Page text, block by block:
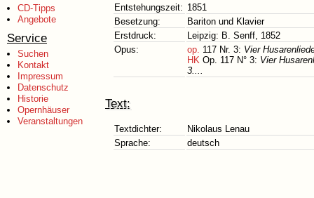
CD-Tipps
Angebote
Service
Suchen
Kontakt
Impressum
Datenschutz
Historie
Opernhäuser
Veranstaltungen
Entstehungszeit: 1851
Besetzung:
Bariton und Klavier
Erstdruck:
Leipzig: B. Senff, 1852
Opus:
op. 117 Nr. 3: Vier
HK Op. 117 N° 3: Vier
3....
Text:
Textdichter:
Nikolaus Lenau
Sprache:
deutsch